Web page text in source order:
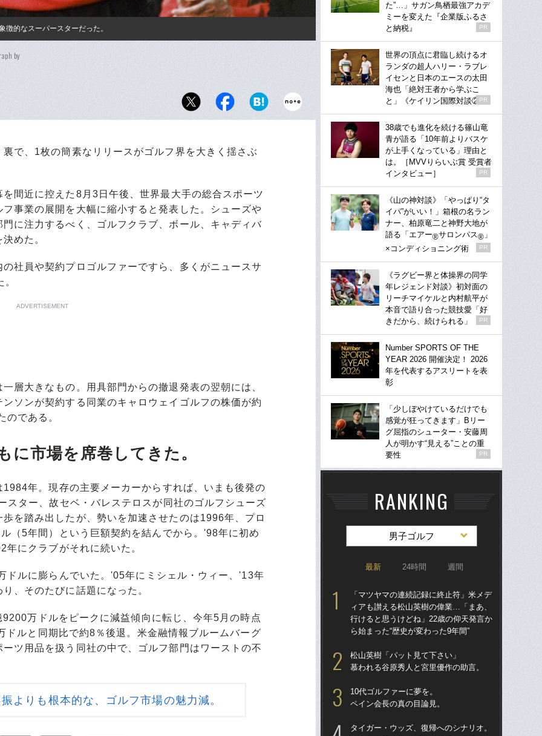
的なスーパースターだった。
by
で、1枚の簡素なリリースがゴルフ界を大きく揺さぶ
間近に控えた8月3日午後、世界最大手の総合スポーツ
事業の展開を大幅に縮小すると発表した。シューズや
に注力するべく、ゴルフクラブ、ボール、キャディバ
めた。
社員や契約プロゴルファーですら、多くがニュースサ
ADVERTISEMENT
大きなもの。用具部門からの撤退発表の翌朝には、
ソンが契約する同業のキャロウェイゴルフの株価が約
のである。
に市場を席巻してきた。
年。現存の主要メーカーからすれば、いまも後発の
スター、故セベ・バレステロスが同社のゴルフシューズ
を踏み出したが、勢いを加速させたのは1996年、プロ
（5年間）という巨額契約を結んでから。'98年に初め
にクラブがそれに続いた。
ルに膨らんでいた。'05年にミシェル・ウィー、'13年
、そのたびに話題になった。
万ドルをピークに減益傾向に転じ、今年5月の時点
ルと同期比で約8％後退。米金融情報ブルームバーグ
ツ用品を扱う同社の中で、ゴルフ部門はワーストの不
よりも根本的な、ゴルフ市場の魅力減。
た”…」サガン鳥栖最強アカデ
ミーを変えた『企業版ふるさ
と納税』
PR
世界の頂点に君臨し続けるオ
ランダの超人ハリー・ラブレ
イセンと日本のエースの太田
海也「絶対王者から学ぶこ
と」《ケイリン国際対談②》
PR
38歳でも進化を続ける篠山竜
青が語る「10年前よりバスケ
が上手くなっている」理由と
は。［MVVりらいぶ賞 受賞者
インタビュー］
PR
《山の神対談》「やっぱり“タ
イパ”がいい！」箱根の名ラン
ナー、柏原竜二と神野大地が
語る「エアー®サロンパス® 」
×コンディショニング術
PR
《ラグビー界と体操界の同学
年レジェンド対談》初対面の
リーチマイケルと内村航平が
本音で語り合った競技愛「好
きだから、続けられる」
PR
Number SPORTS OF THE
YEAR 2026 開催決定！ 2026
年を代表するアスリートを表
彰
「少しぼやけているだけでも
感覚が狂ってきます」Bリー
グ屈指のシューター・安藤周
人が明かす“見える”ことの重
要性
PR
RANKING
男子ゴルフ
最新 24時間 週間
「マツヤマの連続記録に終止符」米メデ
ィアも讃える松山英樹の偉業…「まあ、
行けると思うけどね」22歳の仰天発言か
ら始まった“歴史が変わった9年間”
松山英樹「パット見て下さい」
慕われる谷原秀人と宮里優作の助言。
10代ゴルファーに夢を。
ペイン会長の真の目論見。
タイガー・ウッズ、復帰へのシナリオ。